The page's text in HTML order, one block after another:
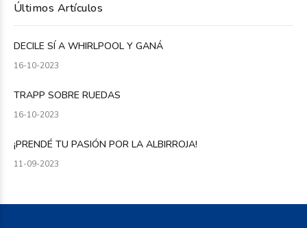
Últimos Artículos
DECILE SÍ A WHIRLPOOL Y GANÁ
16-10-2023
TRAPP SOBRE RUEDAS
16-10-2023
¡PRENDÉ TU PASIÓN POR LA ALBIRROJA!
11-09-2023